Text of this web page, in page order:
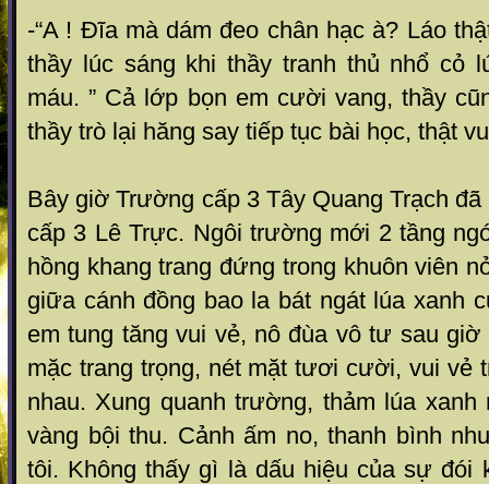
-“A ! Đĩa mà dám đeo chân hạc à? Láo
thầy lúc sáng khi thầy tranh thủ nhổ cỏ
máu. ” Cả lớp bọn em cười vang, thầy
thầy trò lại hăng say tiếp tục bài học, thật
Bây giờ Trường cấp 3 Tây Quang Trạch
cấp 3 Lê Trực. Ngôi trường mới 2 tầng
hồng khang trang đứng trong khuôn viên
giữa cánh đồng bao la bát ngát lúa xanh
em tung tăng vui vẻ, nô đùa vô tư sau
mặc trang trọng, nét mặt tươi cười, vui vẻ
nhau. Xung quanh trường, thảm lúa
vàng bội thu. Cảnh ấm no, thanh bình
tôi. Không thấy gì là dấu hiệu của sự đói